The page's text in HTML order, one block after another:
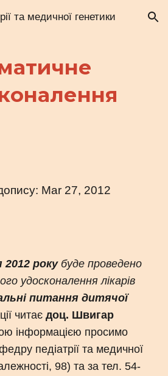
Skip to navigation
та медичної генетики
Mar 27, 2012
2012 року буде проведено
удосконалення лікарів
питання дитячої
читаєдоц. Швигар
інформацією просимо
педіатрії та медичної
98) та за тел. 54-